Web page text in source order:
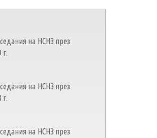
на НСНЗ през
г.
на НСНЗ през
г.
на НСНЗ през